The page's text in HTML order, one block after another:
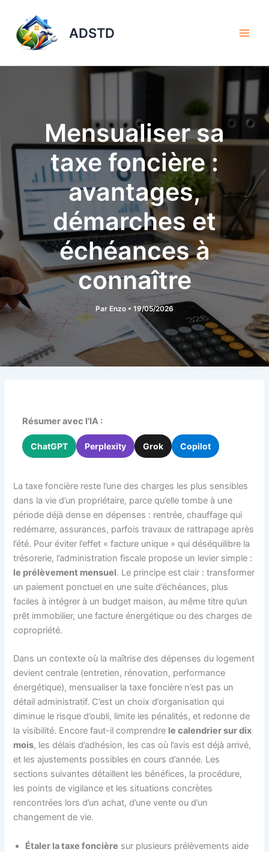
contenu
ADSTD
Mensualiser sa
taxe foncière :
avantages,
démarches et
échéances à
connaître
Par Enzo • 19/05/2026
Résumer avec l'IA :
ChatGPT Perplexity Grok Copilot
La taxe foncière reste l’une des charges les plus sensibles
dans la vie d’un propriétaire, parce qu’elle tombe à une
période déjà dense en dépenses : rentrée, chauffage qui
redémarre, assurances, parfois travaux de rattrapage après
l’été. Pour éviter l’effet « facture unique » qui déséquilibre la
trésorerie, l’administration fiscale propose un levier simple :
le prélèvement mensuel. Le principe est clair : transformer
un paiement ponctuel en une suite d’échéances, plus
faciles à intégrer à un budget maison, au même titre qu’un
prêt immobilier, une facture énergétique ou des charges de
copropriété.
Dans un contexte où la maîtrise des dépenses du logement
devient centrale (entretien, rénovation, performance
énergétique), mensualiser la taxe foncière n’est pas un
détail administratif. C’est un choix d’organisation qui
diminue le risque d’oubli, limite les pénalités, et redonne de
la visibilité. Encore faut-il comprendre le calendrier sur dix
mois, les délais d’adhésion, les cas où l’avis est déjà arrivé,
et les ajustements possibles en cours d’année. Les
sections suivantes détaillent les bénéfices, la procédure,
les points de vigilance et les situations concrètes
rencontrées lors d’un achat, d’une vente ou d’un
changement de vie.
Étaler la taxe foncière sur plusieurs prélèvements aide